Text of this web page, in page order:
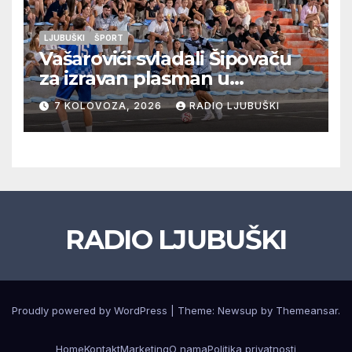
LJUBUŠKI ŠPORT
Vašarovići svladali Šipovaču
za izravan plasman u
četvrtfinale, Grab izborio
prolazak dalje, Klobuk ispao,
večeras počinje četvrtfinale
7 KOLOVOZA, 2026 RADIO LJUBUŠKI
RADIO LJUBUŠKI
Proudly powered by WordPress Theme: Newsup by Themeansar.
HomeKontaktMarketingO namaPolitika privatnosti